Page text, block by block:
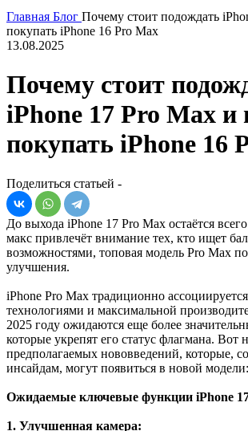
Главная Блог Почему стоит подождать
покупать iPhone 16 Pro Max
13.08.2025
Почему стоит
iPhone 17 Pro Max и
покупать iPhone 16
Поделиться статьей -
До выхода iPhone 17 Pro Max остаётся
макс привлечёт внимание тех, кто ищет
возможностями, топовая модель Pro Max
улучшения.
iPhone Pro Max традиционно
технологиями и максимальной
2025 году ожидаются еще более
которые укрепят его статус флагмана. Вот
предполагаемых нововведений, которые,
инсайдам, могут появиться в новой модели:
Ожидаемые ключевые функции iPhone
1. Улучшенная камера: